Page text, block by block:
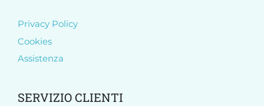
Privacy Policy
Cookies
Assistenza
SERVIZIO CLIENTI